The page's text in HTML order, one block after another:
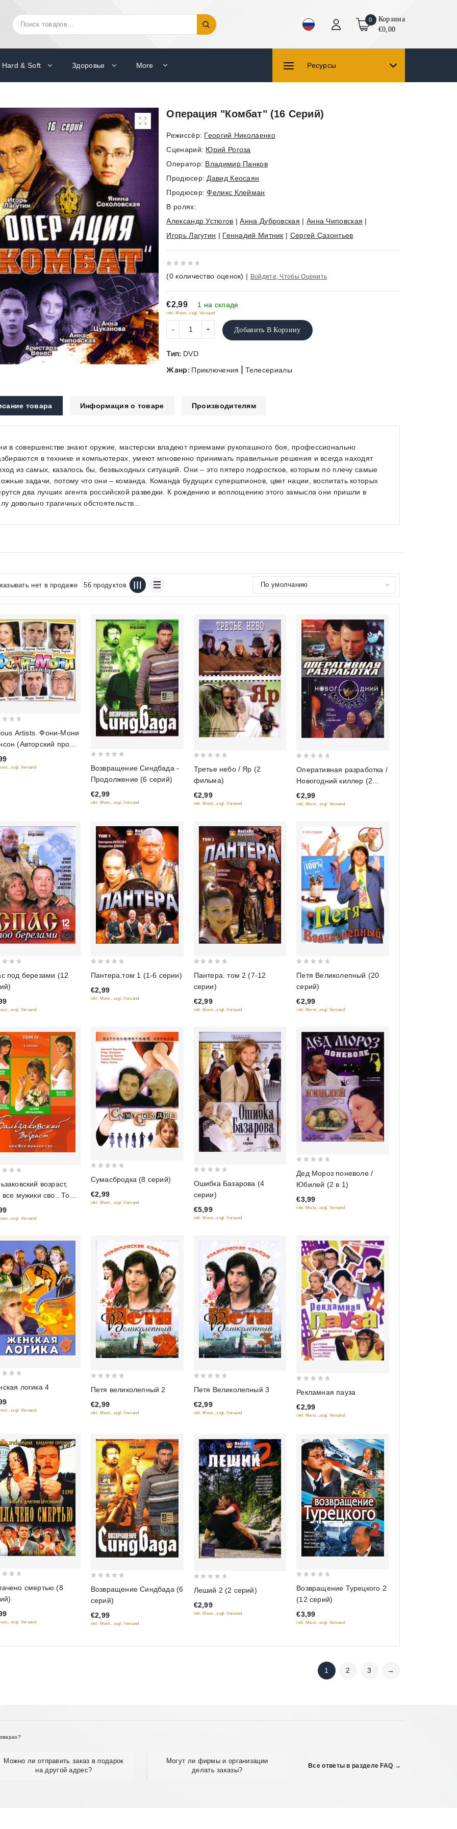
Искать: 0
Корзина
€0,00
Hard & Soft Здоровье More Ресурсы
Операция "Комбат" (16 Cерий)
Режиссёр: Георгий Николаенко
Cценарий: Юрий Рогоза
Оператор: Владимир Панков
Продюсер: Давид Кеосаян
Продюсер:Феликс Клейман
В ролях:
Александр Устюгов |Анна Дубровская | Анна Чиповская |
Игорь Лагутин | Геннадий Митник | Сергей Сазонтьев
out
of
5
(0 количество оценок) | Войдите, Чтобы Оценить
€2,99 1 на складе
inkl. Mwst., zzgl. Versand
Добавить В Корзину
Тип: DVD
Жанр: Приключения Телесериалы
товара Информация о товаре Производителям
в совершенстве знают оружие, мастерски владеют приемами рукопашного боя, профессионально
в технике и компьютерах, умеют мгновенно принимать правильные решения и всегда находят
из самых, казалось бы, безвыходных ситуаций. Они – это пятеро подростков, которым по плечу самые
задачи, потому что они – команда. Команда будущих супершпионов, цвет нации, воспитать которых
два лучших агента российской разведки. К рождению и воплощению этого замысла они пришли в
довольно трагичных обстоятельств…
нет в продаже 56 продуктов
Artists. Фони-Мони
(Авторский проект
Панкова)
zzgl. Versand
of
5
Возвращение Синдбада -
Продолжение (6 серий)
€2,99
inkl. Mwst., zzgl. Versand
out
of
5
Третье небо / Яр (2
фильма)
€2,99
inkl. Mwst., zzgl. Versand
of
5
Оперативная разработка /
Новогодний киллер (2
фильма)
€2,99
inkl. Mwst., zzgl. Versand
под березами (12
zzgl. Versand
of
5
Пантера.том 1 (1-6 серии)
€2,99
inkl. Mwst., zzgl. Versand
of
5
Пантера. том 2 (7-12
серии)
€2,99
inkl. Mwst., zzgl. Versand
of
5
Петя Великолепный (20
серий)
€2,99
inkl. Mwst., zzgl. Versand
возраст,
все мужики сво.. Том
zzgl. Versand
out
of
5
Сумасбродка (8 серий)
€2,99
inkl. Mwst., zzgl. Versand
of
5
Ошибка Базарова (4
серии)
€5,99
inkl. Mwst., zzgl. Versand
out
of
5
Дед Мороз поневоле /
Юбилей (2 в 1)
€3,99
inkl. Mwst., zzgl. Versand
логика 4
zzgl. Versand
of
5
Петя великолепный 2
€2,99
inkl. Mwst., zzgl. Versand
of
5
Петя Великолепный 3
€2,99
inkl. Mwst., zzgl. Versand
of
5
Рекламная пауза
€2,99
inkl. Mwst., zzgl. Versand
смертью (8
zzgl. Versand
of
5
Возвращение Синдбада (6
серий)
€2,99
inkl. Mwst., zzgl. Versand
of
5
Леший 2 (2 серий)
€2,99
inkl. Mwst., zzgl. Versand
of
5
Возвращение Турецкого 2
(12 серий)
€3,99
inkl. Mwst., zzgl. Versand
1 2 3 →
Можно ли отправить заказ в подарок
на другой адрес?
Могут ли фирмы и организации
делать заказы?
Все ответы в разделе FAQ →